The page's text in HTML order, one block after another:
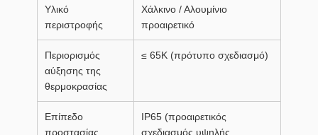
Υλικό
περιστροφής
Χάλκινο / Αλουμίνιο
προαιρετικό
Περιορισμός
αύξησης της
θερμοκρασίας
≤ 65K (πρότυπο σχεδιασμό)
Επίπεδο
προστασίας
IP65 (προαιρετικός
σχεδιασμός υψηλής